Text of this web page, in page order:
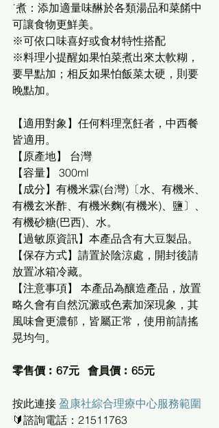
˙煮：添加適量味醂於各類湯品和菜餚中
可讓食物更鮮美。
※可依口味喜好或食材特性搭配
※料理小提醒如果怕菜煮出來太軟糊，
要早點加；相反如果怕飯菜太硬，則要
晚點加。
【適用對象】任何料理烹飪者，中西餐
皆適用。
【原產地】 台灣
【容量】 300ml
【成分】有機米霖(台灣)〔水、有機米、
有機玄米酢、有機米麴(有機米)、鹽〕、
有機砂糖(巴西)、水。
【過敏原資訊】本產品含有大豆製品。
【保存方式】請置於陰涼處，開封後請
放置冰箱冷藏。
【注意事項】 本產品為釀造產品，放置
略久會有自然沉澱或色素加深現象，其
風味會更濃郁，皆屬正常，使用前請搖
晃均勻。
零售價︰67元   會員價︰65元
按此連接 盈康社綜合理療中心服務範圍
🔰諮詢電話：21511763